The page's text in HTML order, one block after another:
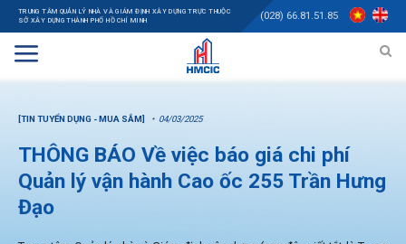
TRUNG TÂM QUẢN LÝ NHÀ VÀ GIÁM ĐỊNH XÂY DỰNG TRỰC THUỘC
SỞ XÂY DỰNG THÀNH PHỐ HỒ CHÍ MINH
(028) 66.81.51.85
[TIN TUYỂN DỤNG - MUA SẮM] 04/03/2025
THÔNG BÁO Về việc báo giá chi phí
Quản lý vận hành Cao ốc 255 Trần Hưng
Đạo